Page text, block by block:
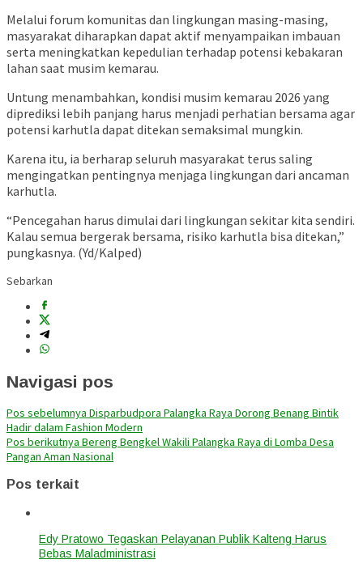
Melalui forum komunitas dan lingkungan masing-masing,
masyarakat diharapkan dapat aktif menyampaikan imbauan
serta meningkatkan kepedulian terhadap potensi kebakaran
lahan saat musim kemarau.
Untung menambahkan, kondisi musim kemarau 2026 yang
diprediksi lebih panjang harus menjadi perhatian bersama agar
potensi karhutla dapat ditekan semaksimal mungkin.
Karena itu, ia berharap seluruh masyarakat terus saling
mengingatkan pentingnya menjaga lingkungan dari ancaman
karhutla.
“Pencegahan harus dimulai dari lingkungan sekitar kita sendiri.
Kalau semua bergerak bersama, risiko karhutla bisa ditekan,”
pungkasnya. (Yd/Kalped)
Sebarkan
Navigasi pos
Pos sebelumnya Disparbudpora Palangka Raya Dorong Benang Bintik
Hadir dalam Fashion Modern
Pos berikutnya Bereng Bengkel Wakili Palangka Raya di Lomba Desa
Pangan Aman Nasional
Pos terkait
Edy Pratowo Tegaskan Pelayanan Publik Kalteng Harus
Bebas Maladministrasi